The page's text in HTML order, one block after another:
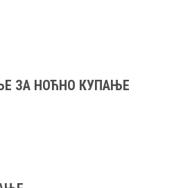
ЗА НОЋНО КУПАЊЕ